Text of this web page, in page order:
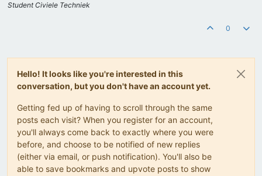
Student Civiele Techniek
0
Hello! It looks like you're interested in this
conversation, but you don't have an account yet.
Getting fed up of having to scroll through the same
posts each visit? When you register for an account,
you'll always come back to exactly where you were
before, and choose to be notified of new replies
(either via email, or push notification). You'll also be
able to save bookmarks and upvote posts to show